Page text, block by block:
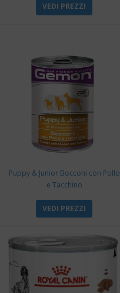
VEDI PREZZI
Puppy & Junior Bocconi con Pollo
e Tacchino
VEDI PREZZI